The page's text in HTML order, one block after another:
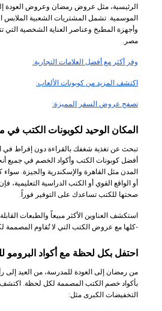
الرئيسية، مثل عروض رمضان وعروض العودة
الموسمية. تشمل المشتريات الشعبية الملابس
وأجهزة المطبخ وعناصر العناية الشخصية التي
مصر.
وفر أكثر مع أفضل العلامات التجارية:
اكتشف المزيد من كوبونات الألعاب:
تصفح عروض السفر المميزة:
المكان الوحيد لكوبونات الكتب في
تبحث عن تغذية شغفك بالقراءة دون إفراط في
أفضل كوبونات الكتب وأكواد الخصم في جميع
المدن مثل القاهرة والإسكندرية والجيزة.
أو الواقع القوي أو الكتب الدراسية التعليمية،
صحتها للكتب تساعدك على التوفير فوراً.
استكشف العناوين الأكثر مبيعاً والطبعات
-كلها مع عروض الكتب التي لا تُقاوم المصممة
احتفل بكل لحظة مع أكواد البرومو
من رمضان إلى العودة للمدرسة، من العيد
بأكواد خصم الكتب المصممة لكل لحظة.
التخفيضات الكبرى مثل: